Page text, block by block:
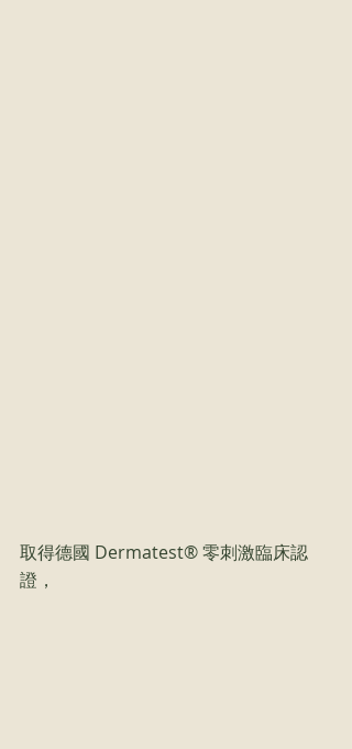
取得德國 Dermatest® 零刺激臨床認
證，